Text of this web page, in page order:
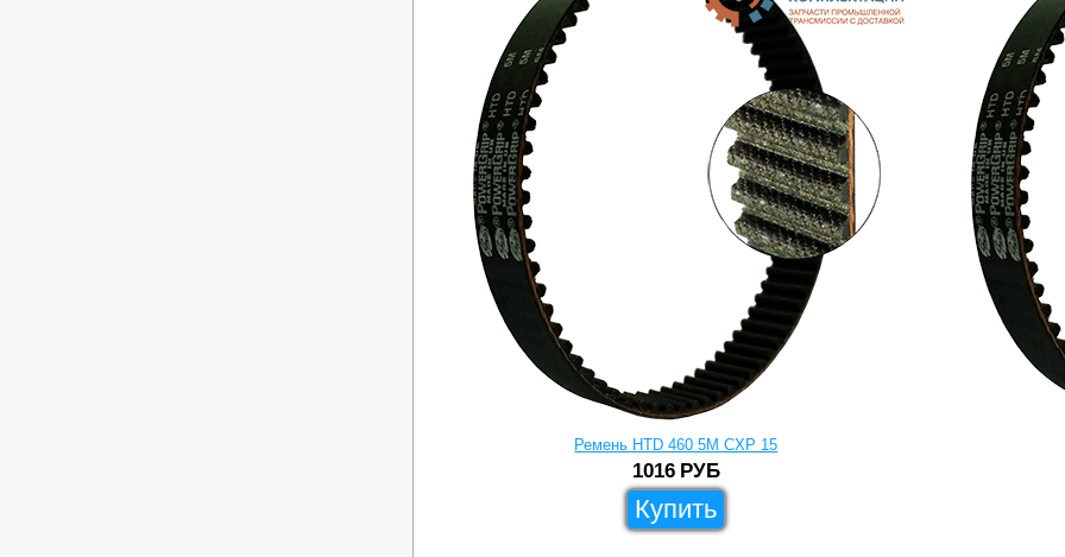
Ремень HTD 460 5M CXP 15
1016 РУБ
Купить